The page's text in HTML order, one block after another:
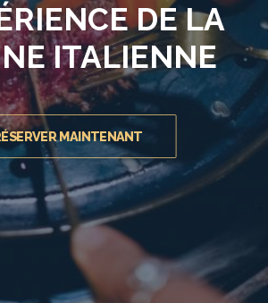
DE LA
ITALIENNE
MAINTENANT